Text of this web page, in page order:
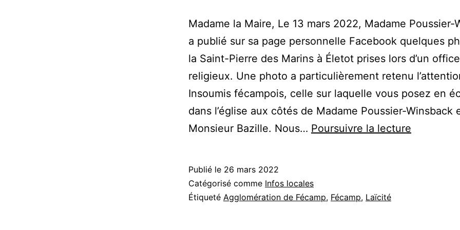
Madame la Maire, Le 13 mars 2022, Madame Poussier-
a publié sur sa page personnelle Facebook quelques
la Saint-Pierre des Marins à Életot prises lors d’un office
religieux. Une photo a particulièrement retenu
Insoumis fécampois, celle sur laquelle vous posez en
dans l’église aux côtés de Madame Poussier-Winsback
Monsieur Bazille. Nous… Poursuivre la lecture
Publié le 26 mars 2022
Catégorisé comme Infos locales
Étiqueté Agglomération de Fécamp, Fécamp, Laïcité